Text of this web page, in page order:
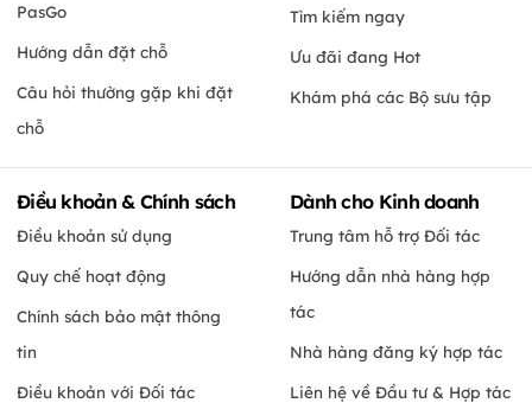
PasGo
Hướng dẫn đặt chỗ
Câu hỏi thường gặp khi đặt
chỗ
Tìm kiếm ngay
Ưu đãi đang Hot
Khám phá các Bộ sưu tập
Điều khoản & Chính sách
Điều khoản sử dụng
Quy chế hoạt động
Chính sách bảo mật thông
tin
Điều khoản với Đối tác
Dành cho Kinh doanh
Trung tâm hỗ trợ Đối tác
Hướng dẫn nhà hàng hợp
tác
Nhà hàng đăng ký hợp tác
Liên hệ về Đầu tư & Hợp tác